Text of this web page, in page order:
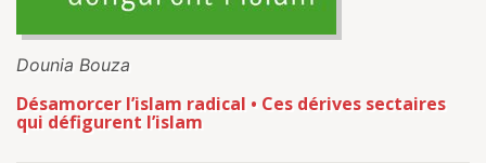
Dounia Bouza
Désamorcer l’islam radical • Ces dérives sectaires
qui défigurent l’islam